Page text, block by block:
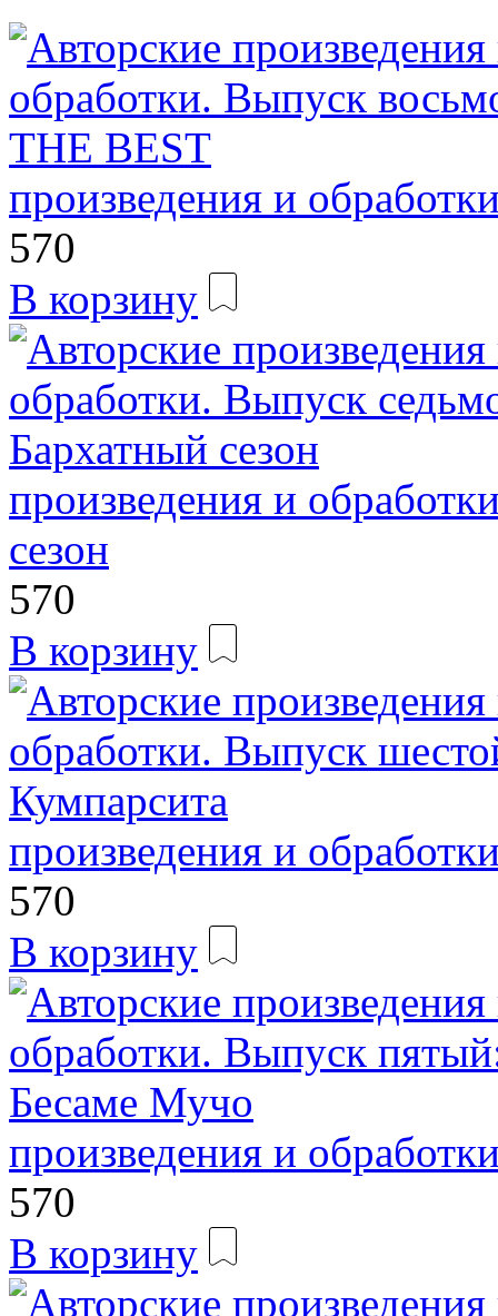
произведения и
570
В корзину
произведения и
сезон
570
В корзину
произведения и
570
В корзину
произведения и
570
В корзину